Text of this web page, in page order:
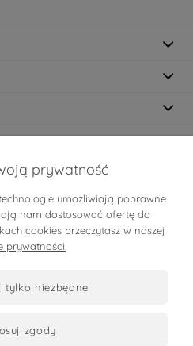
prywatność
umożliwiają poprawne
nam dostosować ofertę do
cookies przeczytasz w naszej
prywatności.
tylko niezbędne
zgody